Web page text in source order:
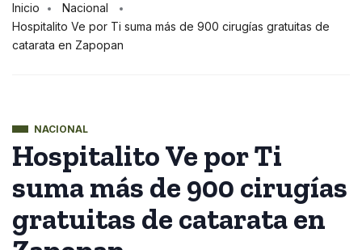
Inicio
Nacional
Hospitalito Ve por Ti suma más de 900 cirugías gratuitas de
catarata en Zapopan
NACIONAL
Hospitalito Ve por Ti
suma más de 900 cirugías
gratuitas de catarata en